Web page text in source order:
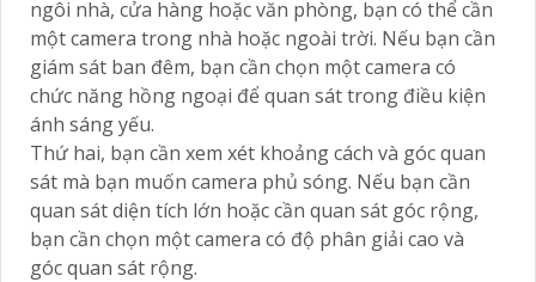
ngôi nhà, cửa hàng hoặc văn phòng, bạn có thể cần
một camera trong nhà hoặc ngoài trời. Nếu bạn cần
giám sát ban đêm, bạn cần chọn một camera có
chức năng hồng ngoại để quan sát trong điều kiện
ánh sáng yếu.
Thứ hai, bạn cần xem xét khoảng cách và góc quan
sát mà bạn muốn camera phủ sóng. Nếu bạn cần
quan sát diện tích lớn hoặc cần quan sát góc rộng,
bạn cần chọn một camera có độ phân giải cao và
góc quan sát rộng.